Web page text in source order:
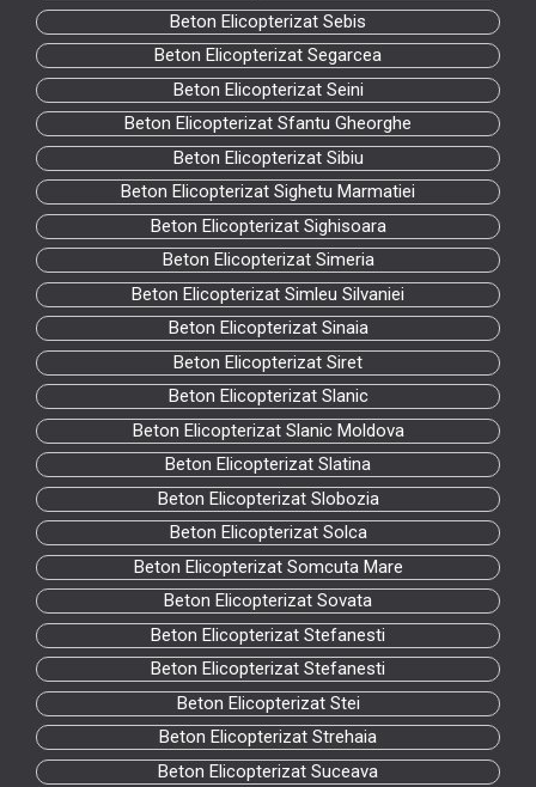
Beton Elicopterizat Sebis
Beton Elicopterizat Segarcea
Beton Elicopterizat Seini
Beton Elicopterizat Sfantu Gheorghe
Beton Elicopterizat Sibiu
Beton Elicopterizat Sighetu Marmatiei
Beton Elicopterizat Sighisoara
Beton Elicopterizat Simeria
Beton Elicopterizat Simleu Silvaniei
Beton Elicopterizat Sinaia
Beton Elicopterizat Siret
Beton Elicopterizat Slanic
Beton Elicopterizat Slanic Moldova
Beton Elicopterizat Slatina
Beton Elicopterizat Slobozia
Beton Elicopterizat Solca
Beton Elicopterizat Somcuta Mare
Beton Elicopterizat Sovata
Beton Elicopterizat Stefanesti
Beton Elicopterizat Stefanesti
Beton Elicopterizat Stei
Beton Elicopterizat Strehaia
Beton Elicopterizat Suceava